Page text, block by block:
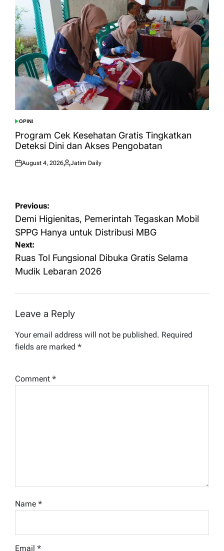
POSTED
IN
OPINI
Program Cek Kesehatan Gratis Tingkatkan
Deteksi Dini dan Akses Pengobatan
Posted
August 4, 2026
Posted
Jatim Daily
Post
navigation
Previous:
Demi Higienitas, Pemerintah Tegaskan Mobil
SPPG Hanya untuk Distribusi MBG
Next:
Ruas Tol Fungsional Dibuka Gratis Selama
Mudik Lebaran 2026
Leave a Reply
Your email address will not be published. Required
fields are marked *
Comment *
Name *
Email *